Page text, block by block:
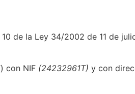
de la Ley 34/2002 de 11 de
) con NIF (24232961T) y con